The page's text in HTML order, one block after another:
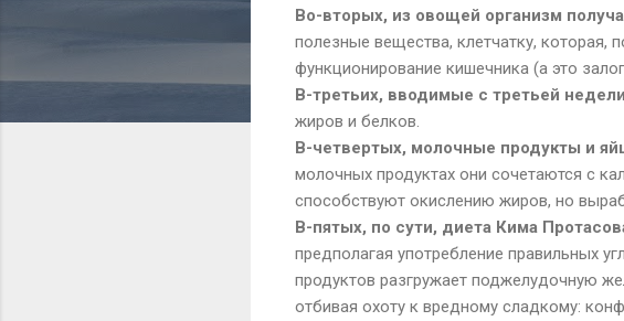
Во-вторых, из овощей организм
полезные вещества, клетчатку, которая,
функционирование кишечника (а это
В-третьих, вводимые с третьей
жиров и белков.
В-четвертых, молочные продукты и
молочных продуктах они сочетаются с
способствуют окислению жиров, но
В-пятых, по сути, диета Кима
предполагая употребление правильных
продуктов разгружает поджелудочную
отбивая охоту к вредному сладкому: